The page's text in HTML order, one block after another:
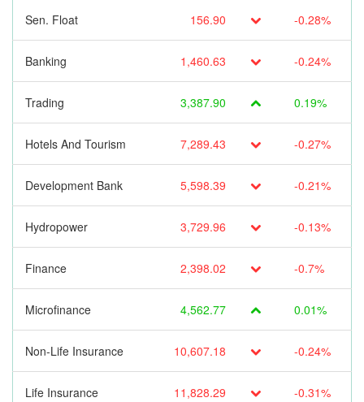
Sen. Float 156.90 -0.28%
Banking 1,460.63 -0.24%
Trading 3,387.90 0.19%
Hotels And Tourism 7,289.43 -0.27%
Development Bank 5,598.39 -0.21%
Hydropower 3,729.96 -0.13%
Finance 2,398.02 -0.7%
Microfinance 4,562.77 0.01%
Non-Life Insurance 10,607.18 -0.24%
Life Insurance 11,828.29 -0.31%